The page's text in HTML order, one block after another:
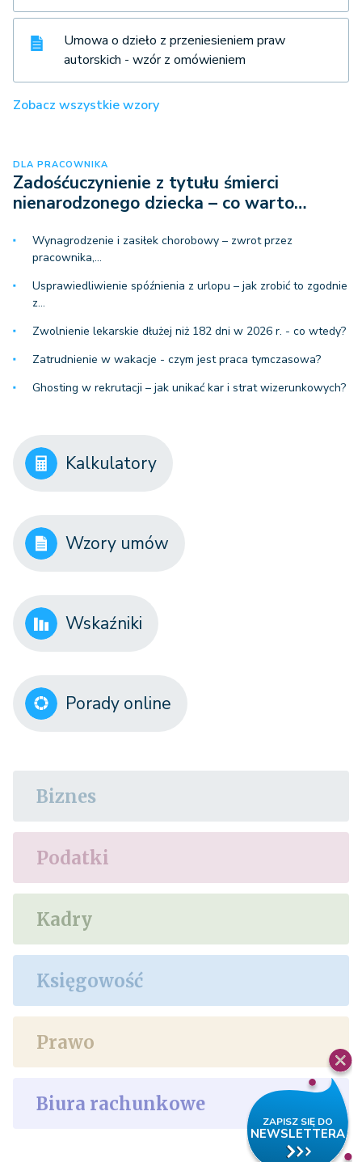
Umowa o dzieło z przeniesieniem praw
autorskich - wzór z omówieniem
Zobacz wszystkie wzory
DLA PRACOWNIKA
Zadośćuczynienie z tytułu śmierci
nienarodzonego dziecka – co warto…
Wynagrodzenie i zasiłek chorobowy – zwrot przez
pracownika,…
Usprawiedliwienie spóźnienia z urlopu – jak zrobić to zgodnie
z…
Zwolnienie lekarskie dłużej niż 182 dni w 2026 r. - co wtedy?
Zatrudnienie w wakacje - czym jest praca tymczasowa?
Ghosting w rekrutacji – jak unikać kar i strat wizerunkowych?
Kalkulatory
Wzory umów
Wskaźniki
Porady online
Biznes
Podatki
Kadry
Księgowość
Prawo
Biura rachunkowe